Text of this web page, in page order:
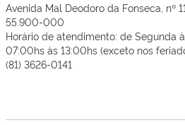
Avenida Mal Deodoro da Fonseca, nº
55.900-000
Horário de atendimento: de Segunda
07:00hs às 13:00hs (exceto nos
(81) 3626-0141